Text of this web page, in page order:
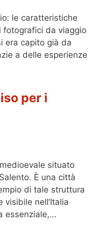
le caratteristiche
fotografici da viaggio
era capito già da
a delle esperienze
per i
situato
È una città
di tale struttura
nell’Italia
essenziale,…